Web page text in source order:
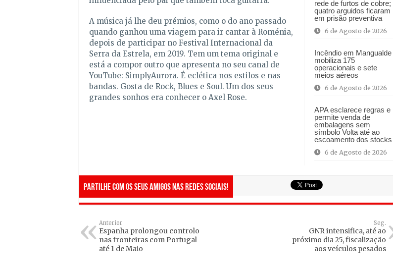
rede de furtos de cobre;
quatro arguidos ficaram
em prisão preventiva
6 de Agosto de 2026
Incêndio em Mangualde
mobiliza 175
operacionais e sete
meios aéreos
6 de Agosto de 2026
APA esclarece regras e
permite venda de
embalagens sem
símbolo Volta até ao
escoamento dos stocks
6 de Agosto de 2026
A música já lhe deu prémios, como o do ano passado
quando ganhou uma viagem para ir cantar à Roménia,
depois de participar no Festival Internacional da
Serra da Estrela, em 2019. Tem um tema original e
está a compor outro que apresenta no seu canal de
YouTube: SimplyAurora. É eclética nos estilos e nas
bandas. Gosta de Rock, Blues e Soul. Um dos seus
grandes sonhos era conhecer o Axel Rose.
Partilhe com os seus amigos nas redes sociais!
Anterior
Espanha prolongou controlo
nas fronteiras com Portugal
até 1 de Maio
Seg.
GNR intensifica, até ao
próximo dia 25, fiscalização
aos veículos pesados